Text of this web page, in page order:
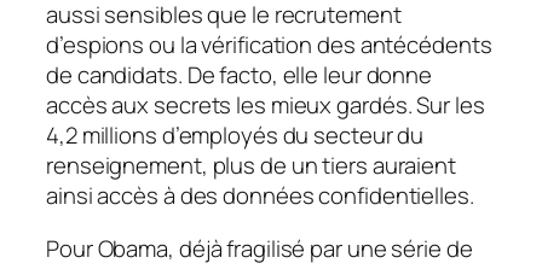
aussi sensibles que le recrutement
d’espions ou la vérification des antécédents
de candidats. De facto, elle leur donne
accès aux secrets les mieux gardés. Sur les
4,2 millions d’employés du secteur du
renseignement, plus de un tiers auraient
ainsi accès à des données confidentielles.
Pour Obama, déjà fragilisé par une série de